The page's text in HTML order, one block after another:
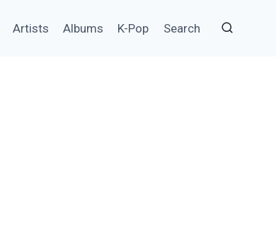
Artists Albums K-Pop Search